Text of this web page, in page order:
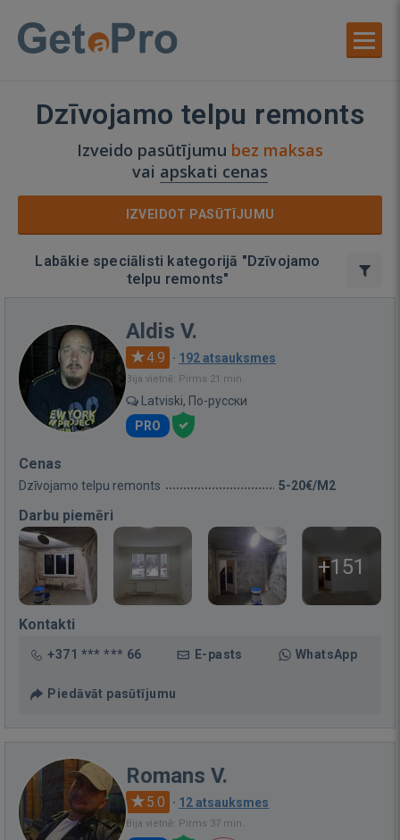
Dzīvojamo telpu remonts
Izveido pasūtījumu bez maksas
vai apskati cenas
IZVEIDOT PASŪTĪJUMU
Labākie speciālisti kategorijā "Dzīvojamo
telpu remonts"
Aldis V.
4.9 · 192 atsauksmes
Bija vietnē: Pirms 21 min.
Latviski, По-русски
PRO
Cenas
Dzīvojamo telpu remonts 5-20€/M2
Darbu piemēri
+151
Kontakti
+371 *** *** 66 E-pasts WhatsApp
Piedāvāt pasūtījumu
Romans V.
5.0 · 12 atsauksmes
Bija vietnē: Pirms 37 min.